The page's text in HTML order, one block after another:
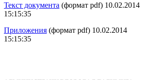
Текст документа (формат pdf) 10.02.2014
15:15:35
Приложения (формат pdf) 10.02.2014
15:15:35